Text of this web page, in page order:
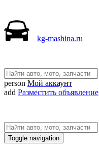
kg-mashina.ru
person Мой аккаунт
add Разместить объявление
Toggle navigation